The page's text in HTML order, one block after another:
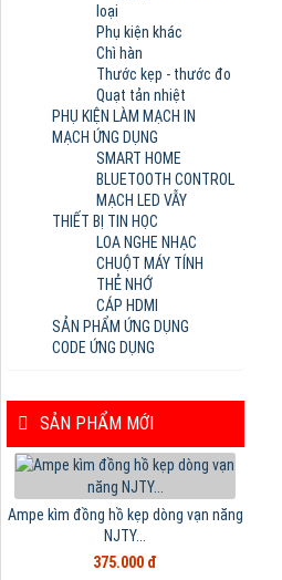
loại
Phụ kiện khác
Chì hàn
Thước kẹp - thước đo
Quạt tản nhiệt
PHỤ KIỆN LÀM MẠCH IN
MẠCH ỨNG DỤNG
SMART HOME
BLUETOOTH CONTROL
MẠCH LED VẪY
THIẾT BỊ TIN HỌC
LOA NGHE NHẠC
CHUỘT MÁY TÍNH
THẺ NHỚ
CÁP HDMI
SẢN PHẨM ỨNG DỤNG
CODE ỨNG DỤNG
SẢN PHẨM MỚI
Ampe kìm đồng hồ kẹp dòng vạn năng
NJTY...
375.000 đ